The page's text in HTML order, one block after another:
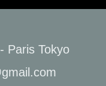
Paris Tokyo